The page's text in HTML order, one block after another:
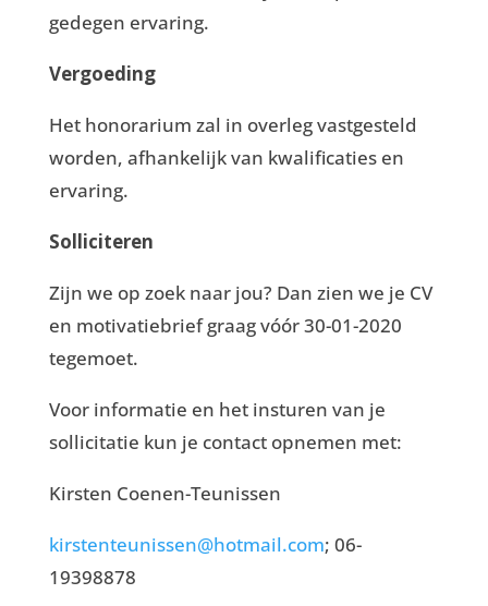
gedegen ervaring.
Vergoeding
Het honorarium zal in overleg vastgesteld
worden, afhankelijk van kwalificaties en
ervaring.
Solliciteren
Zijn we op zoek naar jou? Dan zien we je CV
en motivatiebrief graag vóór 30-01-2020
tegemoet.
Voor informatie en het insturen van je
sollicitatie kun je contact opnemen met:
Kirsten Coenen-Teunissen
kirstenteunissen@hotmail.com; 06-
19398878